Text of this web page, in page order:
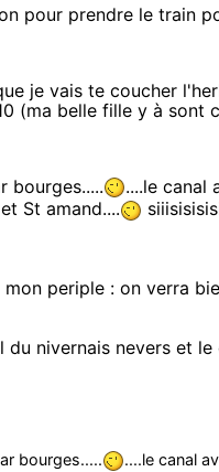
pour prendre le train
je vais te coucher
(ma belle fille y à sont
bourges.....
....le canal
St amand....
periple : on verra
du nivernais nevers et
bourges.....
....le canal